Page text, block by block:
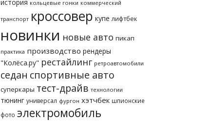
история кольцевые гонки коммерческий
транспорт кроссовер купе лифтбек
новинки новые авто пикап
практика производство рендеры
"Колёса.ру" рестайлинг ретроавтомобили
седан спортивные авто
суперкары тест-драйв технологии
тюнинг универсал фургон хэтчбек шпионские
фото электромобиль